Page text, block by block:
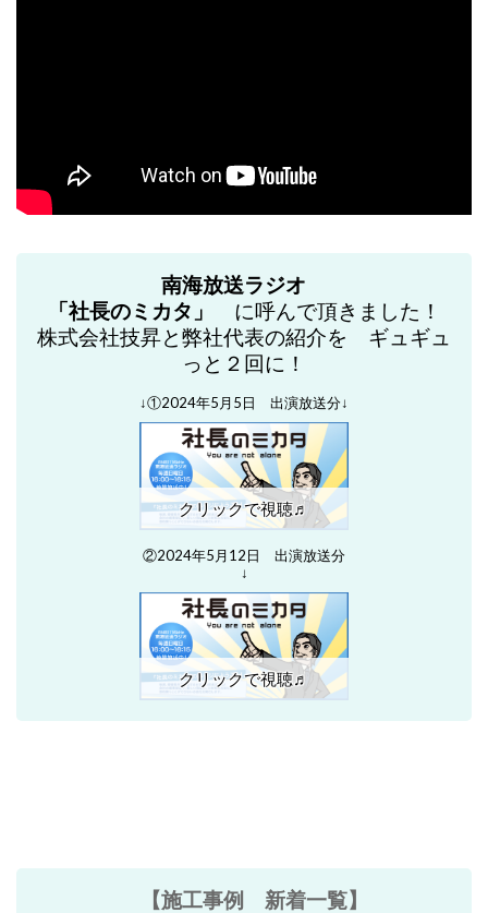
南海放送ラジオ
「社長のミカタ」
に呼んで頂きました！
株式会社技昇と弊社代表の紹介を ギュギュ
っと２回に！
↓①2024年5月5日 出演放送分↓
クリックで視聴♬
②2024年5月12日 出演放送分
↓
クリックで視聴♬
【施工事例 新着一覧】